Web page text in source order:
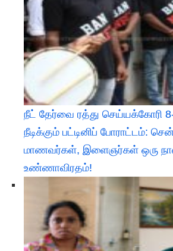
நீட் தேர்வை ரத்து செய்யக்கோரி
நீடிக்கும் பட்டினிப் போராட்டம்:
மாணவர்கள், இளைஞர்கள் ஒரு
உண்ணாவிரதம்!